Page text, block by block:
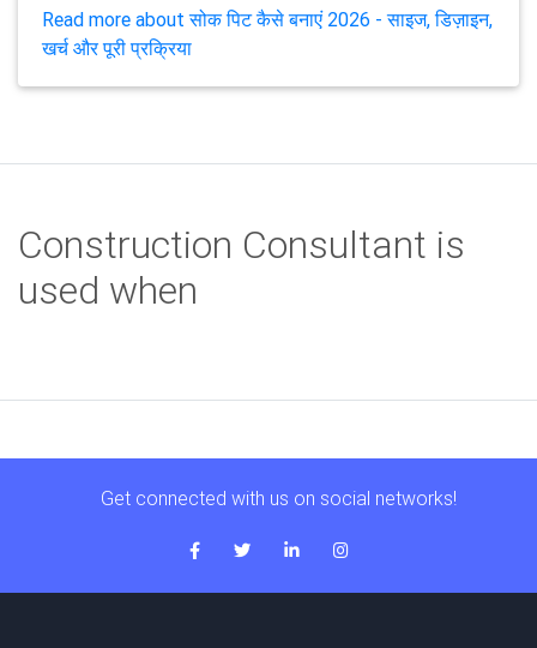
Read more about सोक पिट कैसे बनाएं 2026 - साइज, डिज़ाइन,
खर्च और पूरी प्रक्रिया
Construction Consultant is
used when
Get connected with us on social networks!